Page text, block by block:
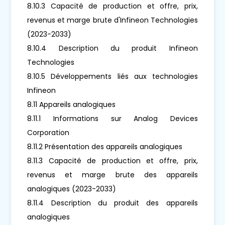
8.10.3 Capacité de production et offre, prix,
revenus et marge brute d'Infineon Technologies
(2023-2033)
8.10.4 Description du produit Infineon
Technologies
8.10.5 Développements liés aux technologies
Infineon
8.11 Appareils analogiques
8.11.1 Informations sur Analog Devices
Corporation
8.11.2 Présentation des appareils analogiques
8.11.3 Capacité de production et offre, prix,
revenus et marge brute des appareils
analogiques (2023-2033)
8.11.4 Description du produit des appareils
analogiques